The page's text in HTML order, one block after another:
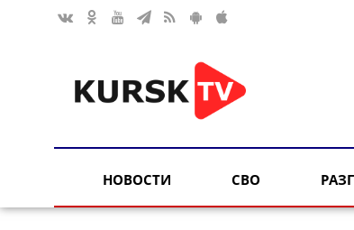
НОВОСТИ СВО